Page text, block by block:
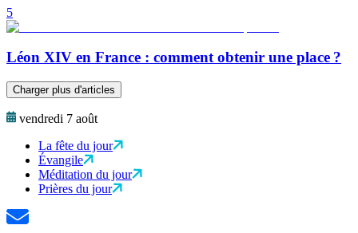
5
Léon XIV en France : comment obtenir une place ?
Charger plus d'articles
vendredi 7 août
La fête du jour
Évangile
Méditation du jour
Prières du jour